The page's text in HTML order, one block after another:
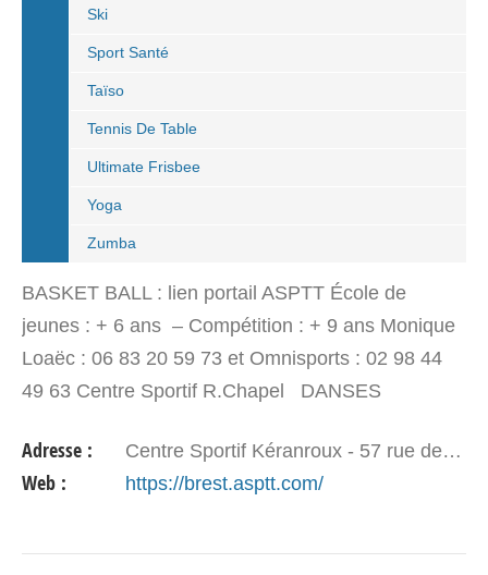
Ski
Sport Santé
Taïso
Tennis De Table
Ultimate Frisbee
Yoga
Zumba
BASKET BALL : lien portail ASPTT École de
jeunes : + 6 ans – Compétition : + 9 ans Monique
Loaëc : 06 83 20 59 73 et Omnisports : 02 98 44
49 63 Centre Sportif R.Chapel DANSES
: 02 98…
Adresse : Centre Sportif Kéranroux - 57 rue de Kérourien - 29200 BREST
Web : https://brest.asptt.com/